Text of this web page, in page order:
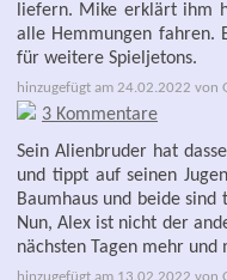
liefern. Mike erklärt ihm
alle Hemmungen fahren.
für weitere Spieljetons.
hinzugefügt am 24.02.2022 von
3 Kommentare
Sein Alienbruder hat
und tippt auf seinen
Baumhaus und beide
Nun, Alex ist nicht der
nächsten Tagen mehr und